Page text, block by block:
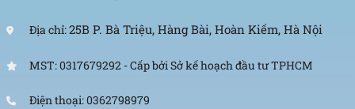
Địa chỉ:25B P. Bà Triệu, Hàng Bài, Hoàn Kiếm, Hà Nội
MST: 0317679292 - Cấp bởi Sở kế hoạch đầu tư TPHCM
Điện thoại: 0362798979